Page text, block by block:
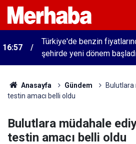
16:57
Türkiye'de benzin
şehirde yeni dönem
Anasayfa Gündem
Bulutlara
testin amacı belli oldu
Bulutlara müdahale
testin amacı belli oldu